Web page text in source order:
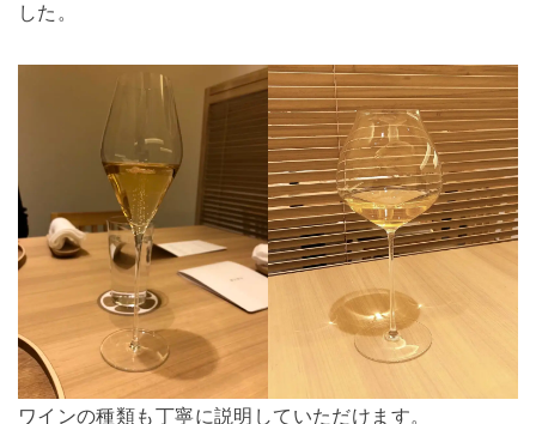
した。
ワインの種類も丁寧に説明していただけます。